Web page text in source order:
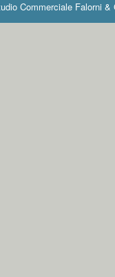
Commerciale Falorni